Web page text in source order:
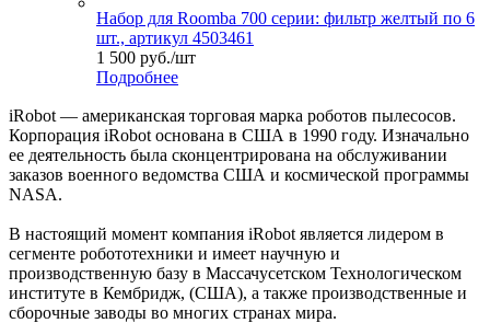
Набор для Roomba 700 серии: фильтр желтый по 6
шт., артикул 4503461
1 500 руб./шт
Подробнее
iRobot — американская торговая марка роботов пылесосов.
Корпорация iRobot основана в США в 1990 году. Изначально
ее деятельность была сконцентрирована на обслуживании
заказов военного ведомства США и космической программы
NASA.
В настоящий момент компания iRobot является лидером в
сегменте робототехники и имеет научную и
производственную базу в Массачусетском Технологическом
институте в Кембридж, (США), а также производственные и
сборочные заводы во многих странах мира.